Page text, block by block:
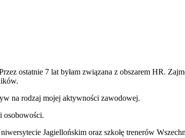
ostatnie 7 lat byłam związana z obszarem HR.
na rodzaj mojej aktywności zawodowej.
osobowości.
Jagiellońskim oraz szkołę trenerów